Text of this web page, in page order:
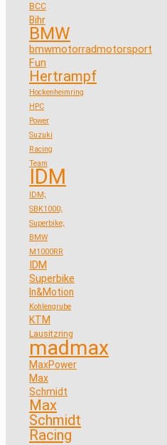
BCC
Bihr
BMW
bmwmotorradmotorsport
Fun
Hertrampf
Hockenheimring
HPC
Power
Suzuki
Racing
Team
IDM
IDM;
SBK1000;
Superbike;
BMW
M1000RR
IDM
Superbike
In&Motion
Kohlengrube
KTM
Lausitzring
madmax
MaxPower
Max
Schmidt
Max
Schmidt
Racing